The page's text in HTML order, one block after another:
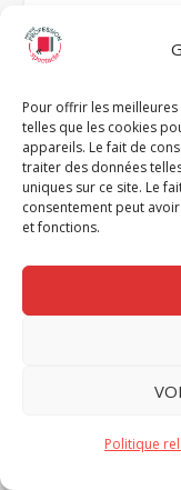
Pour offrir les
telles que les cookies
appareils. Le fait de
traiter des données
uniques sur ce site. Le
consentement peut
et fonctions.
Politique
Actus du spectacle